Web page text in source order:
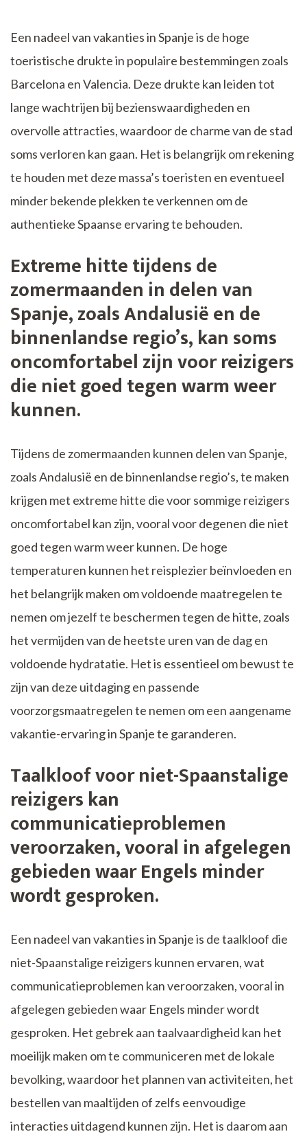
Een nadeel van vakanties in Spanje is de hoge
toeristische drukte in populaire bestemmingen zoals
Barcelona en Valencia. Deze drukte kan leiden tot
lange wachtrijen bij bezienswaardigheden en
overvolle attracties, waardoor de charme van de stad
soms verloren kan gaan. Het is belangrijk om rekening
te houden met deze massa’s toeristen en eventueel
minder bekende plekken te verkennen om de
authentieke Spaanse ervaring te behouden.
Extreme hitte tijdens de
zomermaanden in delen van
Spanje, zoals Andalusië en de
binnenlandse regio’s, kan soms
oncomfortabel zijn voor reizigers
die niet goed tegen warm weer
kunnen.
Tijdens de zomermaanden kunnen delen van Spanje,
zoals Andalusië en de binnenlandse regio’s, te maken
krijgen met extreme hitte die voor sommige reizigers
oncomfortabel kan zijn, vooral voor degenen die niet
goed tegen warm weer kunnen. De hoge
temperaturen kunnen het reisplezier beïnvloeden en
het belangrijk maken om voldoende maatregelen te
nemen om jezelf te beschermen tegen de hitte, zoals
het vermijden van de heetste uren van de dag en
voldoende hydratatie. Het is essentieel om bewust te
zijn van deze uitdaging en passende
voorzorgsmaatregelen te nemen om een aangename
vakantie-ervaring in Spanje te garanderen.
Taalkloof voor niet-Spaanstalige
reizigers kan
communicatieproblemen
veroorzaken, vooral in afgelegen
gebieden waar Engels minder
wordt gesproken.
Een nadeel van vakanties in Spanje is de taalkloof die
niet-Spaanstalige reizigers kunnen ervaren, wat
communicatieproblemen kan veroorzaken, vooral in
afgelegen gebieden waar Engels minder wordt
gesproken. Het gebrek aan taalvaardigheid kan het
moeilijk maken om te communiceren met de lokale
bevolking, waardoor het plannen van activiteiten, het
bestellen van maaltijden of zelfs eenvoudige
interacties uitdagend kunnen zijn. Het is daarom aan